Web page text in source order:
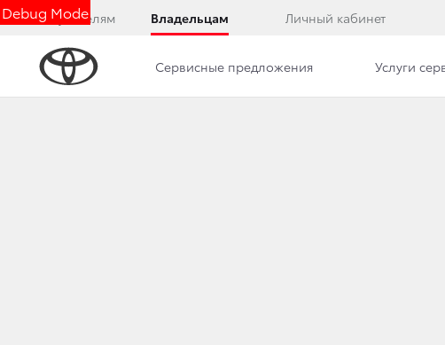
Debug Mode
Покупателям Владельцам Личный кабинет
Сервисные предложения Услуги